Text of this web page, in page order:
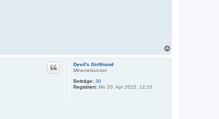
n
O
E
Devil's Girlfriend
Minenerkunder
Beiträge: 30
Registriert: Mo 20. Apr 2015, 12:10